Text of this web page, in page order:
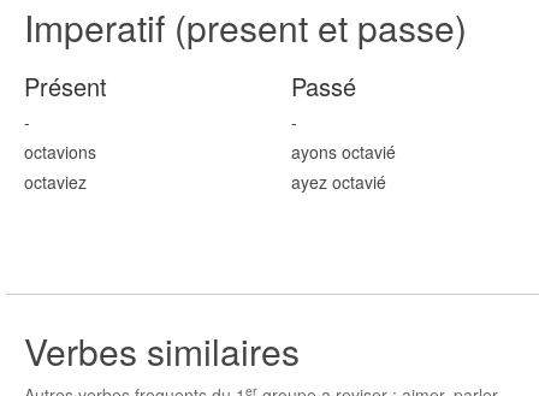
Imperatif (present et passe)
Présent
-
octavions
octaviez
Passé
-
ayons octavié
ayez octavié
Verbes similaires
er